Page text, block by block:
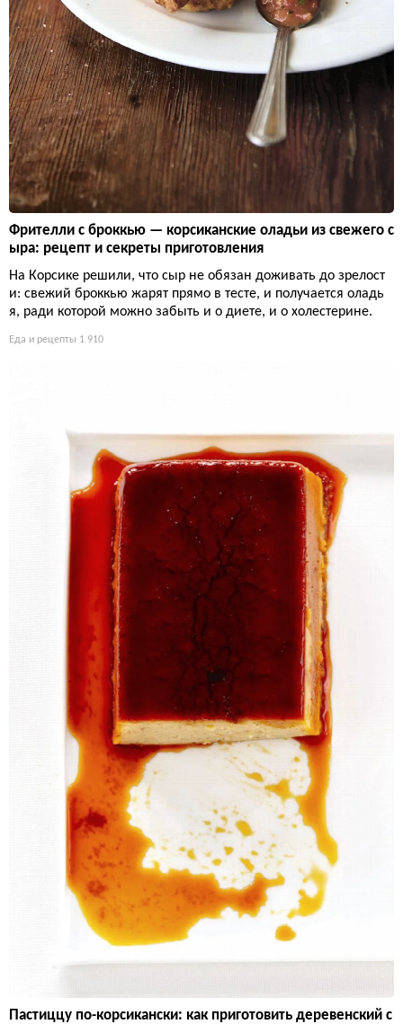
Фрителли с броккью — корсиканские оладьи из свежего с
ыра: рецепт и секреты приготовления
На Корсике решили, что сыр не обязан доживать до зрелост
и: свежий броккью жарят прямо в тесте, и получается оладь
я, ради которой можно забыть и о диете, и о холестерине.
Еда и рецепты 1 910
Пастиццу по-корсикански: как приготовить деревенский с